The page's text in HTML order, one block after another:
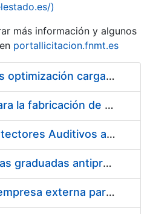
)
más información y algunos
portallicitacion.fnmt.es
Pliego condiciones optimización cargas compras firmado
Acuerdo marco para la fabricación de piezas
Suministro de Protectores Auditivos a medida para las personas trabajadoras de los Centros de Trabajo de Madrid y Burgos
Suministro de gafas graduadas antiproyecciones para los trabajadores de la FNMT-RCM en los centros de trabajo de Madrid y Burgos
Servicios de una empresa externa para el asesoramiento y resolución de los recursos de alzada que se presentan relacionados con procesos de selección para la FNMT-RCM